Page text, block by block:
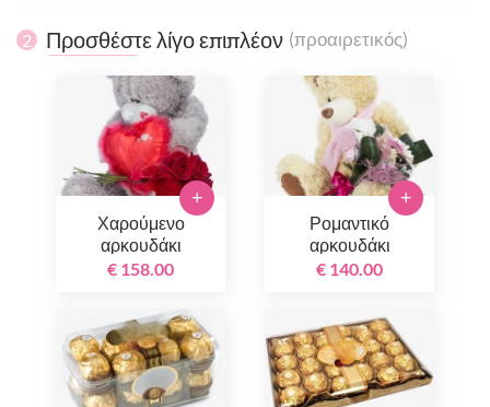
2 Προσθέστε λίγο επιπλέον (προαιρετικός)
Χαρούμενο
αρκουδάκι
€ 158.00
+
Ρομαντικό
αρκουδάκι
€ 140.00
+